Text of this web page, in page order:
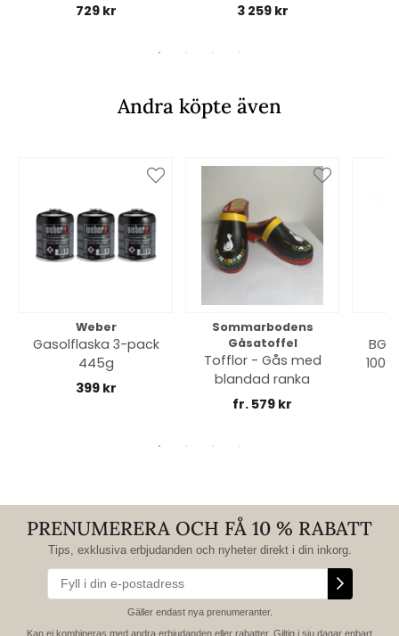
729 kr
3 259 kr
Andra köpte även
Weber
Gasolflaska 3-pack
445g
399 kr
Sommarbodens
Gåsatoffel
Tofflor - Gås med
blandad ranka
fr. 579 kr
PRENUMERERA OCH FÅ 10 % RABATT
Tips, exklusiva erbjudanden och nyheter direkt i din inkorg.
Gäller endast nya prenumeranter.
Kan ej kombineras med andra erbjudanden eller rabatter. Giltig i sju dagar enbart